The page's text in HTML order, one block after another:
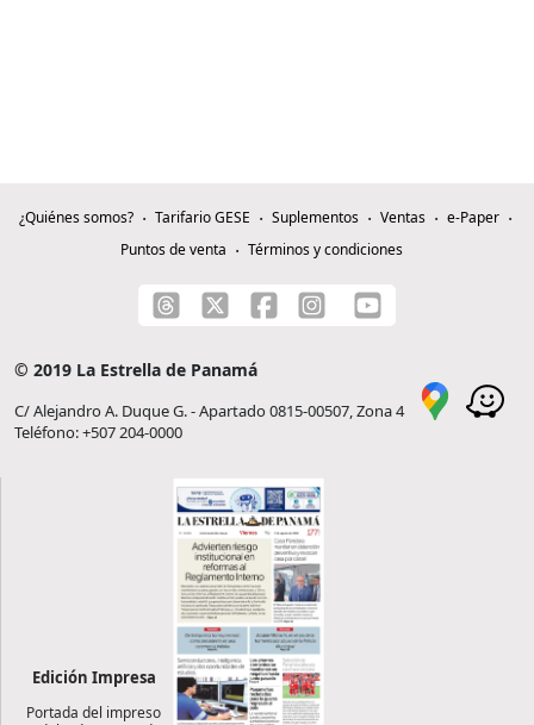
¿Quiénes somos? Tarifario GESE Suplementos Ventas
e-Paper
Puntos de venta
Términos y condiciones
© 2019 La Estrella de Panamá
C/ Alejandro A. Duque G. - Apartado 0815-00507, Zona 4
Teléfono: +507 204-0000
Edición Impresa
Portada del impreso